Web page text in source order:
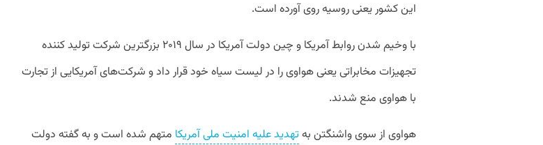
این کشور یعنی روسیه روی آورده است.
با وخیم شدن روابط آمریکا و چین دولت آمریکا در سال ۲۰۱۹ بزرگترین شرکت تولید کننده
تجهیزات مخابراتی یعنی هواوی را در لیست سیاه خود قرار داد و شرکت‌های آمریکایی از تجارت
با هواوی منع شدند.
هواوی از سوی واشنگتن بهتهدید علیه امنیت ملی آمریکا متهم شده است و به گفته دولت